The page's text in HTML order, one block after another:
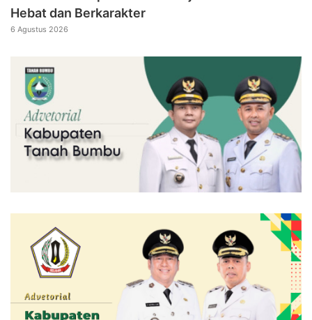
Hebat dan Berkarakter
6 Agustus 2026